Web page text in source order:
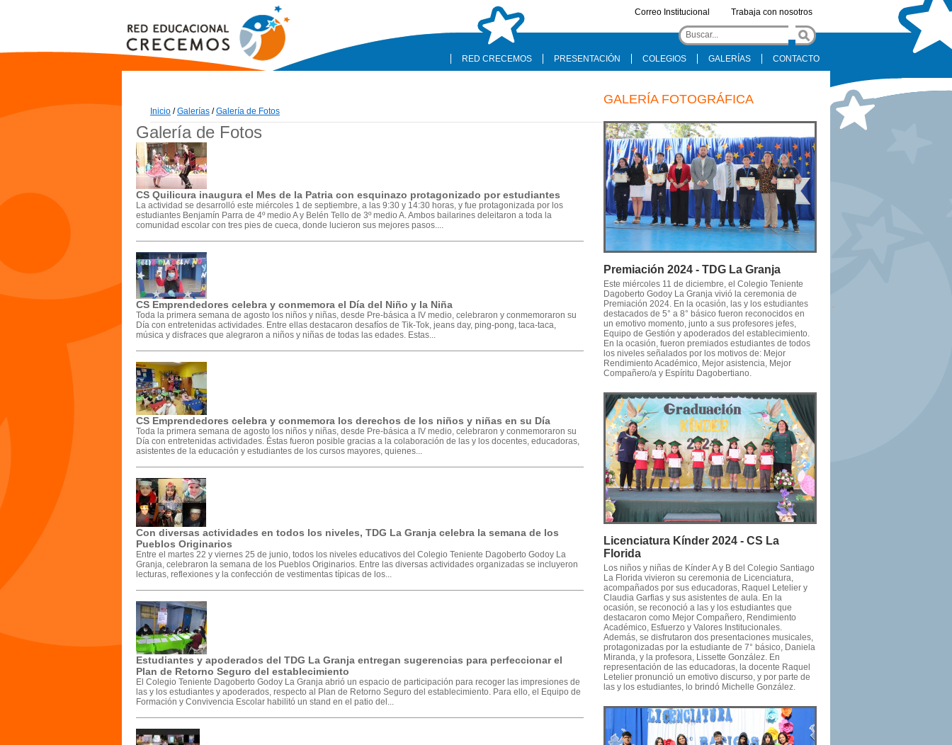
Correo Institucional Trabaja con nosotros
RED CRECEMOS PRESENTACIÓN COLEGIOS GALERÍAS CONTACTO
Inicio /Galerías /Galería de Fotos
Galería de Fotos
CS Quilicura inaugura el Mes de la Patria con esquinazo protagonizado por estudiantes
La actividad se desarrolló este miércoles 1 de septiembre, a las 9:30 y 14:30 horas, y fue protagonizada por los
estudiantes Benjamín Parra de 4º medio A y Belén Tello de 3º medio A. Ambos bailarines deleitaron a toda la
comunidad escolar con tres pies de cueca, donde lucieron sus mejores pasos....
CS Emprendedores celebra y conmemora el Día del Niño y la Niña
Toda la primera semana de agosto los niños y niñas, desde Pre-básica a IV medio, celebraron y conmemoraron su
Día con entretenidas actividades. Entre ellas destacaron desafíos de Tik-Tok, jeans day, ping-pong, taca-taca,
música y disfraces que alegraron a niños y niñas de todas las edades. Estas...
CS Emprendedores celebra y conmemora los derechos de los niños y niñas en su Día
Toda la primera semana de agosto los niños y niñas, desde Pre-básica a IV medio, celebraron y conmemoraron su
Día con entretenidas actividades. Éstas fueron posible gracias a la colaboración de las y los docentes, educadoras,
asistentes de la educación y estudiantes de los cursos mayores, quienes...
Con diversas actividades en todos los niveles, TDG La Granja celebra la semana de los
Pueblos Originarios
Entre el martes 22 y viernes 25 de junio, todos los niveles educativos del Colegio Teniente Dagoberto Godoy La
Granja, celebraron la semana de los Pueblos Originarios. Entre las diversas actividades organizadas se incluyeron
lecturas, reflexiones y la confección de vestimentas típicas de los...
Estudiantes y apoderados del TDG La Granja entregan sugerencias para perfeccionar el
Plan de Retorno Seguro del establecimiento
El Colegio Teniente Dagoberto Godoy La Granja abrió un espacio de participación para recoger las impresiones de
las y los estudiantes y apoderados, respecto al Plan de Retorno Seguro del establecimiento. Para ello, el Equipo de
Formación y Convivencia Escolar habilitó un stand en el patio del...
GALERÍA FOTOGRÁFICA
Premiación 2024 - TDG La Granja
Este miércoles 11 de diciembre, el Colegio Teniente
Dagoberto Godoy La Granja vivió la ceremonia de
Premiación 2024. En la ocasión, las y los estudiantes
destacados de 5° a 8° básico fueron reconocidos en
un emotivo momento, junto a sus profesores jefes,
Equipo de Gestión y apoderados del establecimiento.
En la ocasión, fueron premiados estudiantes de todos
los niveles señalados por los motivos de: Mejor
Rendimiento Académico, Mejor asistencia, Mejor
Compañero/a y Espíritu Dagobertiano.
Licenciatura Kínder 2024 - CS La
Florida
Los niños y niñas de Kínder A y B del Colegio Santiago
La Florida vivieron su ceremonia de Licenciatura,
acompañados por sus educadoras, Raquel Letelier y
Claudia Garfias y sus asistentes de aula. En la
ocasión, se reconoció a las y los estudiantes que
destacaron como Mejor Compañero, Rendimiento
Académico, Esfuerzo y Valores Institucionales.
Además, se disfrutaron dos presentaciones musicales,
protagonizadas por la estudiante de 7° básico, Daniela
Miranda, y la profesora, Lissette González. En
representación de las educadoras, la docente Raquel
Letelier pronunció un emotivo discurso, y por parte de
las y los estudiantes, lo brindó Michelle González.